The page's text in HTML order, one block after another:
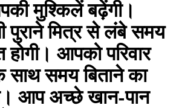
मुश्किलें बढ़ेंगी।
पुराने मित्र से लंबे समय
होगी। आपको परिवार
समय बिताने का
आप अच्छे खान-पान